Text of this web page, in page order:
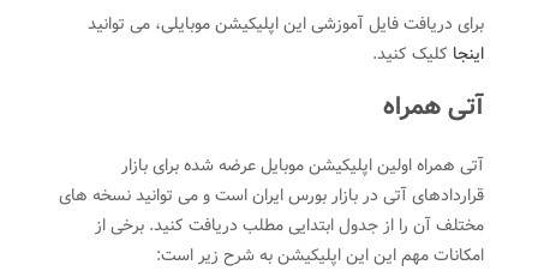
برای دریافت فایل آموزشی این اپلیکیشن موبایلی، می توانید
اینجا کلیک کنید.
آتی همراه
آتی همراه اولین اپلیکیشن موبایل عرضه شده برای بازار
قراردادهای آتی در بازار بورس ایران است و می توانید نسخه های
مختلف آن را از جدول ابتدایی مطلب دریافت کنید. برخی از
امکانات مهم این این اپلیکیشن به شرح زیر است: